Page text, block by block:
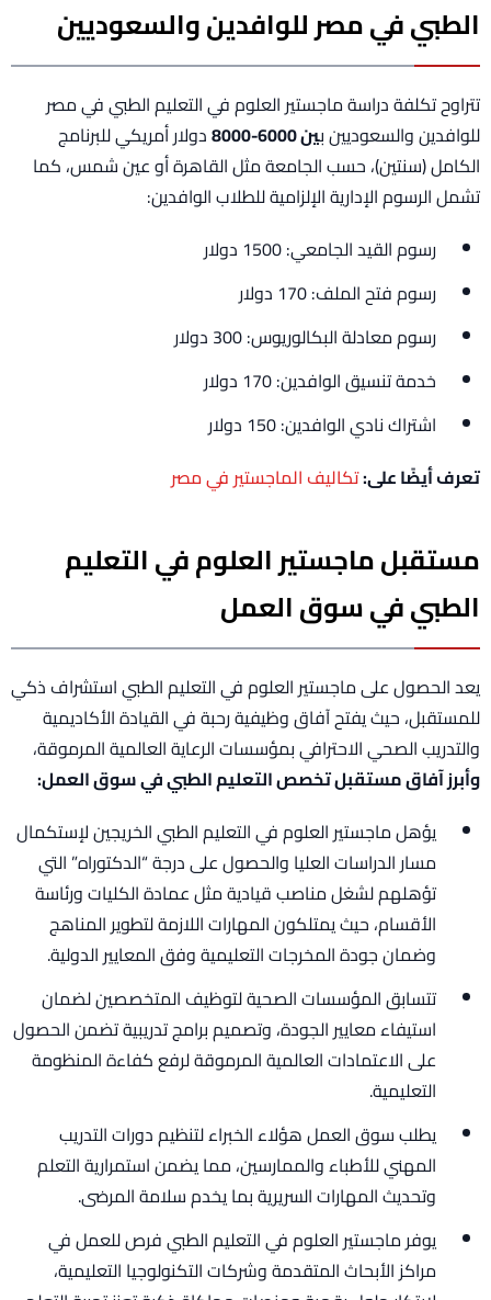
الطبي في مصر للوافدين والسعوديين
تتراوح تكلفة دراسة ماجستير العلوم في التعليم الطبي في مصر
للوافدين والسعوديين بين 6000-8000
دولار أمريكي للبرنامج
الكامل (سنتين)، حسب الجامعة مثل القاهرة أو عين شمس، كما
تشمل الرسوم الإدارية الإلزامية للطلاب الوافدين:
​رسوم القيد الجامعي: 1500 دولار
رسوم فتح الملف: 170 دولار
رسوم معادلة البكالوريوس: 300 دولار
خدمة تنسيق الوافدين: 170 دولار
​اشتراك نادي الوافدين: 150 دولار
تعرف أيضًا على:تكاليف الماجستير في مصر
مستقبل ماجستير العلوم في التعليم
الطبي في سوق العمل
يعد الحصول على ماجستير العلوم في التعليم الطبي استشراف ذكي
للمستقبل، حيث يفتح آفاق وظيفية رحبة في القيادة الأكاديمية
والتدريب الصحي الاحترافي بمؤسسات الرعاية العالمية المرموقة،
وأبرز آفاق مستقبل تخصص التعليم الطبي في سوق العمل:
يؤهل ماجستير العلوم في التعليم الطبي الخريجين لإستكمال
مسار الدراسات العليا والحصول على درجة “الدكتوراه” التي
تؤهلهم لشغل مناصب قيادية مثل عمادة الكليات ورئاسة
الأقسام، حيث يمتلكون المهارات اللازمة لتطوير المناهج
وضمان جودة المخرجات التعليمية وفق المعايير الدولية.
تتسابق المؤسسات الصحية لتوظيف المتخصصين لضمان
استيفاء معايير الجودة، وتصميم برامج تدريبية تضمن الحصول
على الاعتمادات العالمية المرموقة لرفع كفاءة المنظومة
التعليمية.
يطلب سوق العمل هؤلاء الخبراء لتنظيم دورات التدريب
المهني للأطباء والممارسين، مما يضمن استمرارية التعلم
وتحديث المهارات السريرية بما يخدم سلامة المرضى.
يوفر ماجستير العلوم في التعليم الطبي فرص للعمل في
مراكز الأبحاث المتقدمة وشركات التكنولوجيا التعليمية،